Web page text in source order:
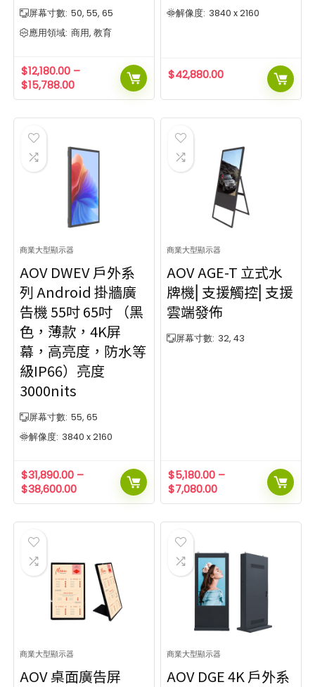
屏幕寸數: 50, 55, 65
應用領域: 商用, 教育
$12,180.00 –
$15,788.00
解像度: 3840 x 2160
$42,880.00
商業大型顯示器
AOV DWEV 戶外系
列 Android 掛牆廣
告機 55吋 65吋 （黑
色，薄款，4K屏
幕，高亮度，防水等
級IP66）亮度
3000nits
屏幕寸數: 55, 65
解像度: 3840 x 2160
$31,890.00 –
$38,600.00
商業大型顯示器
AOV AGE-T 立式水
牌機⎜支援觸控⎜支援
雲端發佈
屏幕寸數: 32, 43
$5,180.00 –
$7,080.00
商業大型顯示器
AOV 桌面廣告屏
商業大型顯示器
AOV DGE 4K 戶外系